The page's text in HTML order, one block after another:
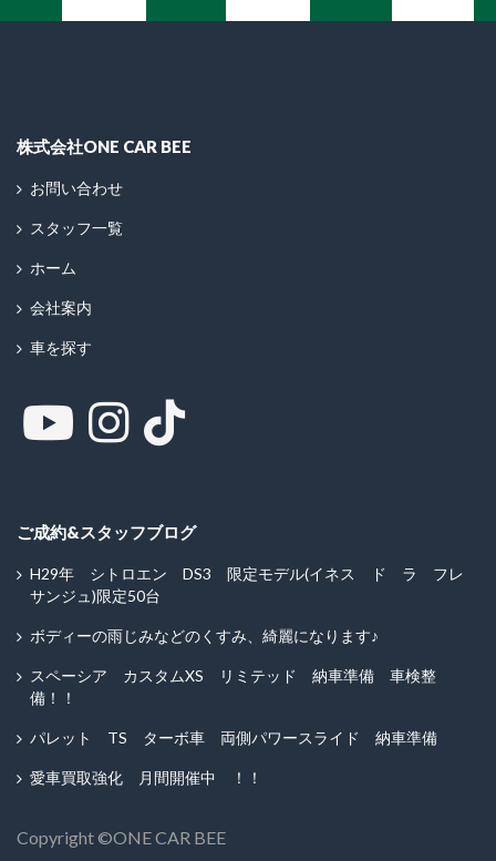
株式会社ONE CAR BEE
お問い合わせ
スタッフ一覧
ホーム
会社案内
車を探す
ご成約&スタッフブログ
H29年 シトロエン DS3 限定モデル(イネス ド ラ フレ
サンジュ)限定50台
ボディーの雨じみなどのくすみ、綺麗になります♪
スペーシア カスタムXS リミテッド 納車準備 車検整
備！！
パレット TS ターボ車 両側パワースライド 納車準備
愛車買取強化 月間開催中 ！！
Copyright ©︎ONE CAR BEE